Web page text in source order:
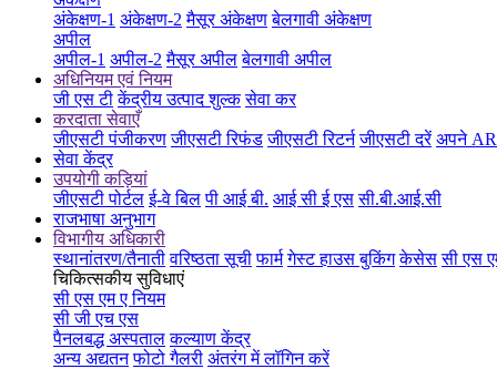
अंकेक्षण-1 अंकेक्षण-2 मैसूर अंकेक्षण बेलगावी अंकेक्षण
अपील
अपील-1 अपील-2 मैसूर अपील बेलगावी अपील
अधिनियम एवं नियम
जी एस टी केंद्रीय उत्पाद शुल्क सेवा कर
करदाता सेवाएँ
जीएसटी पंजीकरण जीएसटी रिफंड जीएसटी रिटर्न जीएसटी दरें अपने
सेवा केंद्र
उपयोगी कड़ियां
जीएसटी पोर्टल ई-वे बिल पी आई बी. आई सी ई एस सी.बी.आई.सी
राजभाषा अनुभाग
विभागीय अधिकारी
स्थानांतरण/तैनाती वरिष्ठता सूची फार्म गेस्ट हाउस बुकिंग केसेस सी एस
चिकित्सकीय सुविधाएं
सी एस एम ए नियम
सी जी एच एस
पैनलबद्ध अस्पताल कल्याण केंद्र
अन्य अद्यतन फोटो गैलरी अंतरंग में लॉगिन करें